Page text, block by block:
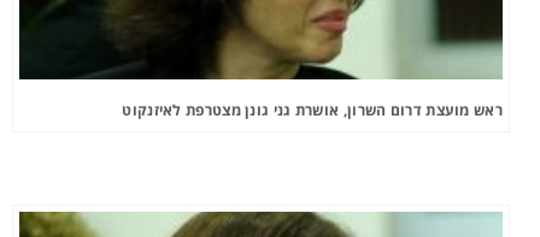
ראש מועצת דרום השרון, אושרת גני גונן מצטרפת לאיזנקוט